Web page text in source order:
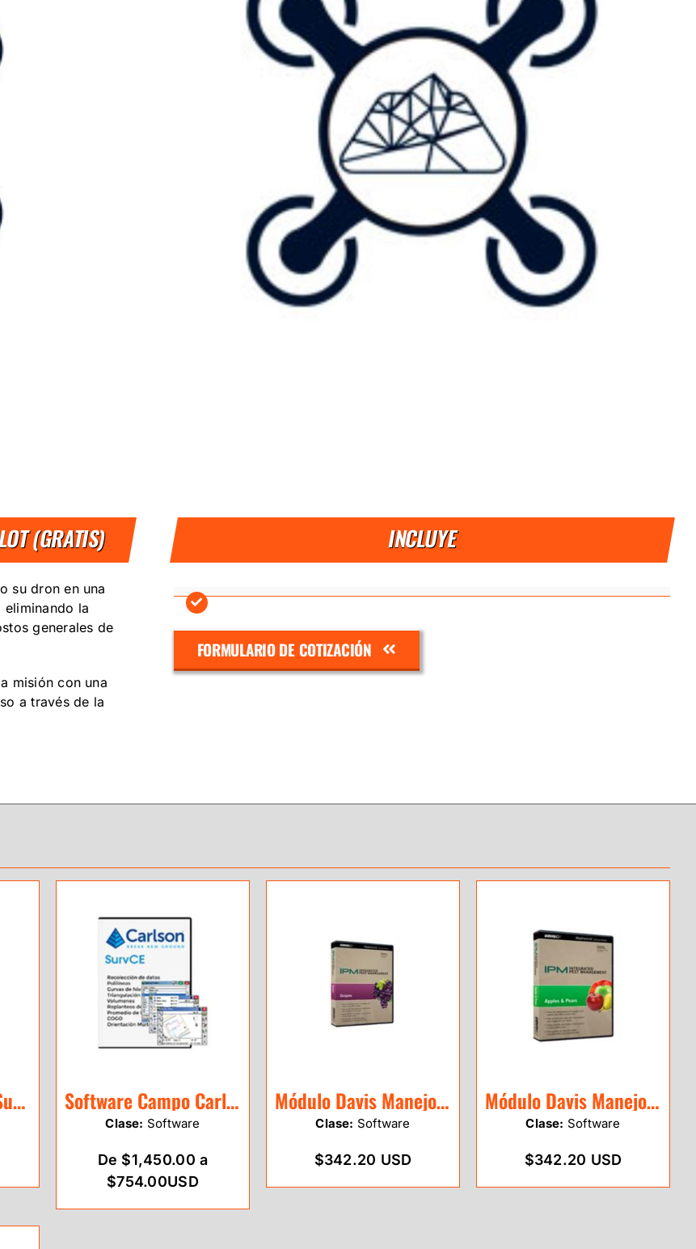
(GRATIS) INCLUYE
su dron en una
la
generales de
misión‎‎ con una
a través de la
FORMULARIO DE COTIZACIÓN
Software Campo eSurvey SurPad Software Campo Carlson SurvCE
Clase: Software
De $1,450.00 a
$754.00USD
Módulo Davis Manejo Plagas UV
Clase: Software
$342.20 USD
Módulo Davis Manejo Plagas Manzana/Pera
Clase: Software
$342.20 USD